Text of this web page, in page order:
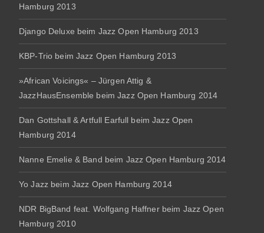
Hamburg 2013
Django Deluxe beim Jazz Open Hamburg 2013
KBP-Trio beim Jazz Open Hamburg 2013
»African Voicings« – Jürgen Attig &
JazzHausEnsemble beim Jazz Open Hamburg 2014
Dan Gottshall & Artfull Earfull beim Jazz Open
Hamburg 2014
Nanne Emelie & Band beim Jazz Open Hamburg 2014
Yo Jazz beim Jazz Open Hamburg 2014
NDR BigBand feat. Wolfgang Haffner beim Jazz Open
Hamburg 2010